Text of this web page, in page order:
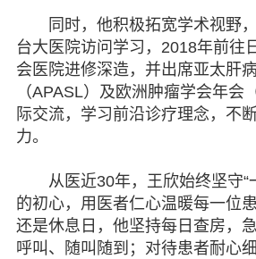
同时，他积极拓宽学术视野，
台大医院访问学习，2018年前往
会医院进修深造，并出席亚太肝
（APASL）及欧洲肿瘤学会年会
际交流，学习前沿诊疗理念，不
力。
从医近30年，王欣始终坚守“
的初心，用医者仁心温暖每一位
还是休息日，他坚持每日查房，
呼叫、随叫随到；对待患者耐心